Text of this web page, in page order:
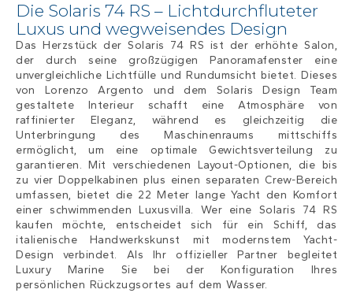
Die Solaris 74 RS – Lichtdurchfluteter
Luxus und wegweisendes Design
Das Herzstück der Solaris 74 RS ist der erhöhte Salon,
der durch seine großzügigen Panoramafenster eine
unvergleichliche Lichtfülle und Rundumsicht bietet. Dieses
von Lorenzo Argento und dem Solaris Design Team
gestaltete Interieur schafft eine Atmosphäre von
raffinierter Eleganz, während es gleichzeitig die
Unterbringung des Maschinenraums mittschiffs
ermöglicht, um eine optimale Gewichtsverteilung zu
garantieren. Mit verschiedenen Layout-Optionen, die bis
zu vier Doppelkabinen plus einen separaten Crew-Bereich
umfassen, bietet die 22 Meter lange Yacht den Komfort
einer schwimmenden Luxusvilla. Wer eine Solaris 74 RS
kaufen möchte, entscheidet sich für ein Schiff, das
italienische Handwerkskunst mit modernstem Yacht-
Design verbindet. Als Ihr offizieller Partner begleitet
Luxury Marine Sie bei der Konfiguration Ihres
persönlichen Rückzugsortes auf dem Wasser.